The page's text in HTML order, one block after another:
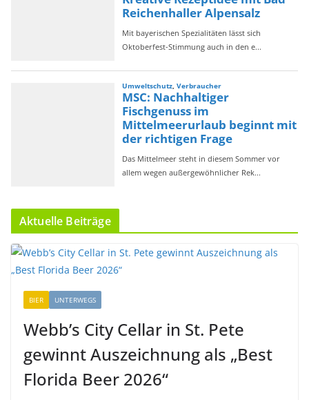
Aktuelle Beiträge
BIER UNTERWEGS
Webb’s City Cellar in St. Pete
gewinnt Auszeichnung als „Best
Florida Beer 2026“